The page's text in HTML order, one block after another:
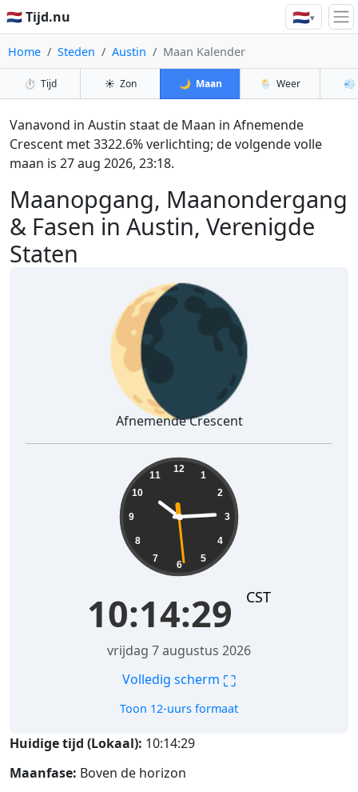
🇳🇱 Tijd.nu 🇳🇱▾
Home Steden Austin Maan Kalender
⏱️ Tijd ☀️ Zon 🌙 Maan 🌦️ Weer 💨
Maanopgang, Maanondergang
& Fasen in Austin, Verenigde
Staten
Vanavond in Austin staat de Maan in Afnemende
Crescent met 3322.6% verlichting; de volgende volle
maan is 27 aug 2026, 23:18.
🌘
Afnemende Crescent
12
1
2
3
4
5
6
7
8
9
10
11
10:14:30 CST
vrijdag 7 augustus 2026
Volledig scherm ⛶
Toon 12-uurs formaat
Huidige tijd (Lokaal): 10:14:30
Maanfase: Boven de horizon